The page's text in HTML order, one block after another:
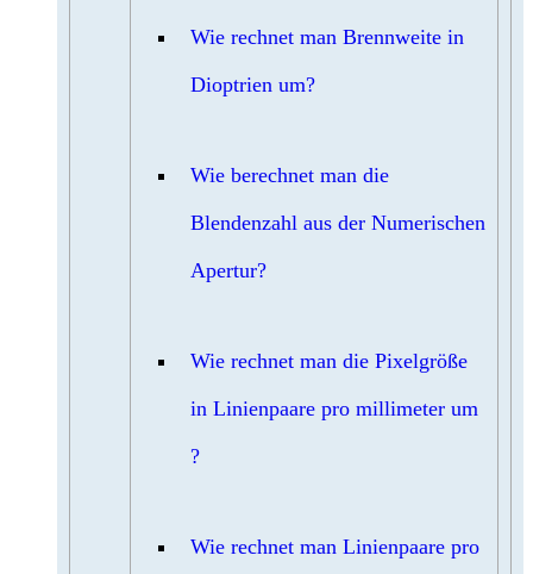
Wie rechnet man Brennweite in
Dioptrien um?
Wie berechnet man die
Blendenzahl aus der Numerischen
Apertur?
Wie rechnet man die Pixelgröße
in Linienpaare pro millimeter um
?
Wie rechnet man Linienpaare pro